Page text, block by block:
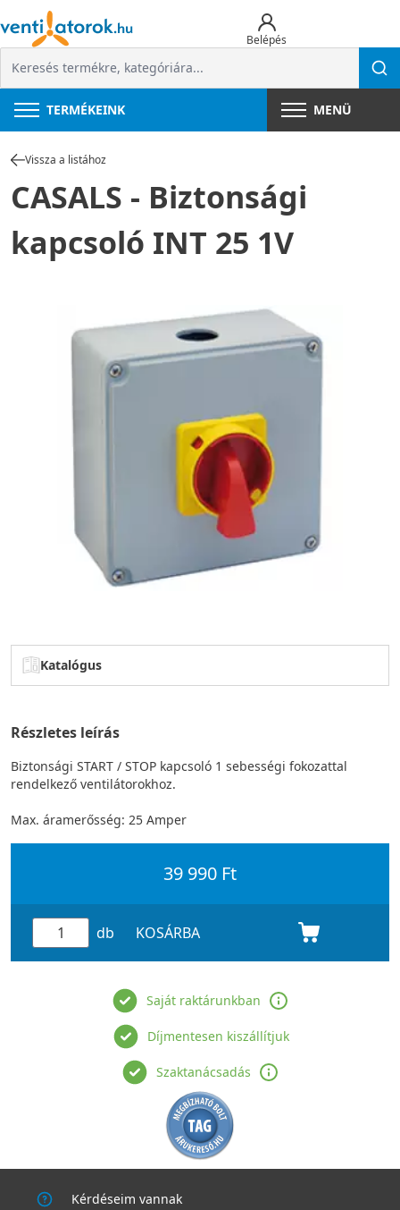
Belépés
TERMÉKEINK MENÜ
Vissza a listához
CASALS - Biztonsági
kapcsoló INT 25 1V
Katalógus
Részletes leírás
Biztonsági START / STOP kapcsoló 1 sebességi fokozattal
rendelkező ventilátorokhoz.
Max. áramerősség: 25 Amper
39 990 Ft
db KOSÁRBA
Saját raktárunkban
Díjmentesen kiszállítjuk
Szaktanácsadás
Kérdéseim vannak